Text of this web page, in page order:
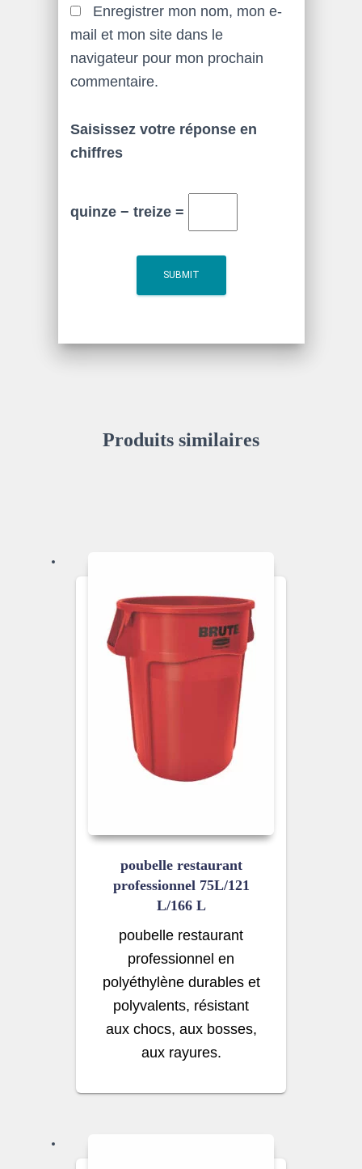
Enregistrer mon nom, mon e-
mail et mon site dans le
navigateur pour mon prochain
commentaire.
Saisissez votre réponse en
chiffres
quinze − treize =
Produits similaires
poubelle restaurant
professionnel 75L/121
L/166 L
poubelle restaurant
professionnel en
polyéthylène durables et
polyvalents, résistant
aux chocs, aux bosses,
aux rayures.